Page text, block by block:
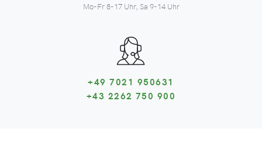
Mo-Fr 8-17 Uhr, Sa 9-14 Uhr
+49 7021 950631
+43 2262 750 900